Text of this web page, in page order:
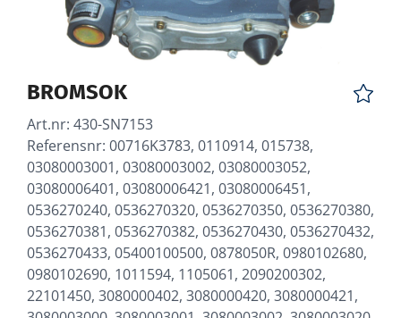
BROMSOK
Art.nr: 430-SN7153
Referensnr: 00716K3783, 0110914, 015738,
03080003001, 03080003002, 03080003052,
03080006401, 03080006421, 03080006451,
0536270240, 0536270320, 0536270350, 0536270380,
0536270381, 0536270382, 0536270430, 0536270432,
0536270433, 05400100500, 0878050R, 0980102680,
0980102690, 1011594, 1105061, 2090200302,
22101450, 3080000402, 3080000420, 3080000421,